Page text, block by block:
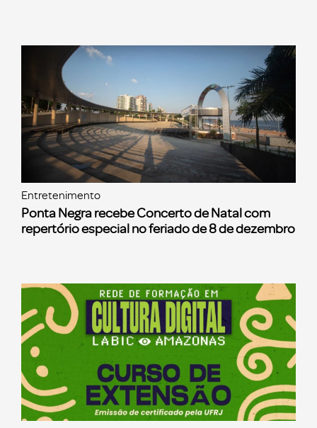
Entretenimento
Ponta Negra recebe Concerto de Natal com
repertório especial no feriado de 8 de dezembro